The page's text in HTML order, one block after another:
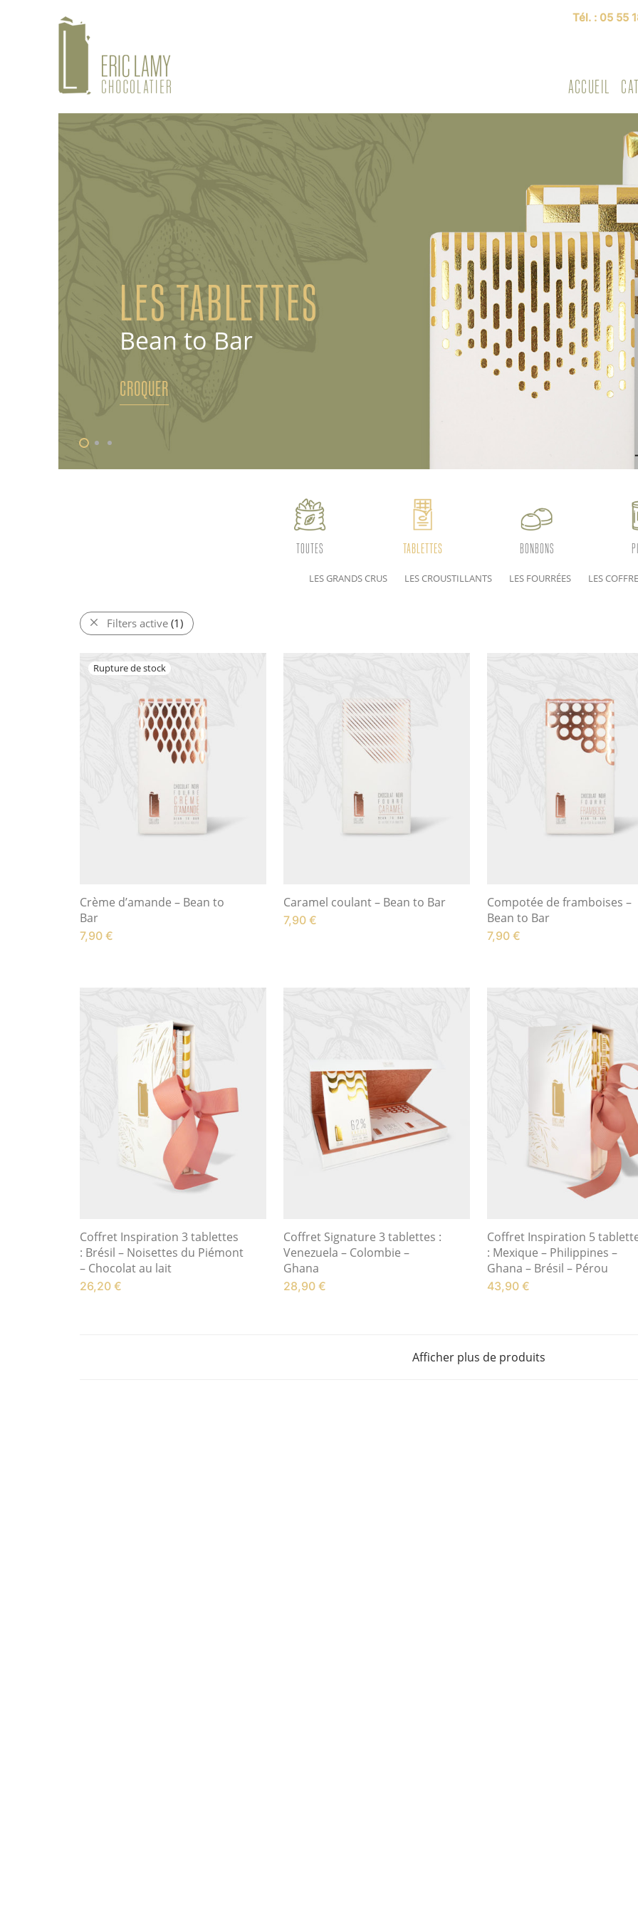
ACCUEIL
Tél. : 05 55
LES TABLETTES
Bean to Bar
CROQUER
TOUTES TABLETTES BONBONS
LES GRANDS CRUS LES CROUSTILLANTS LES FOURRÉES LES
Filters active (1)
Crème d’amande – Bean to
Bar
7,90 €
Caramel coulant – Bean to Bar
7,90 €
Compotée de framboises –
Bean to Bar
7,90 €
Coffret Inspiration 3 tablettes
: Brésil – Noisettes du Piémont
– Chocolat au lait
26,20 €
Coffret Signature 3 tablettes :
Venezuela – Colombie –
Ghana
28,90 €
Coffret Inspiration 5
: Mexique – Philippines –
Ghana – Brésil – Pérou
43,90 €
Afficher plus de produits